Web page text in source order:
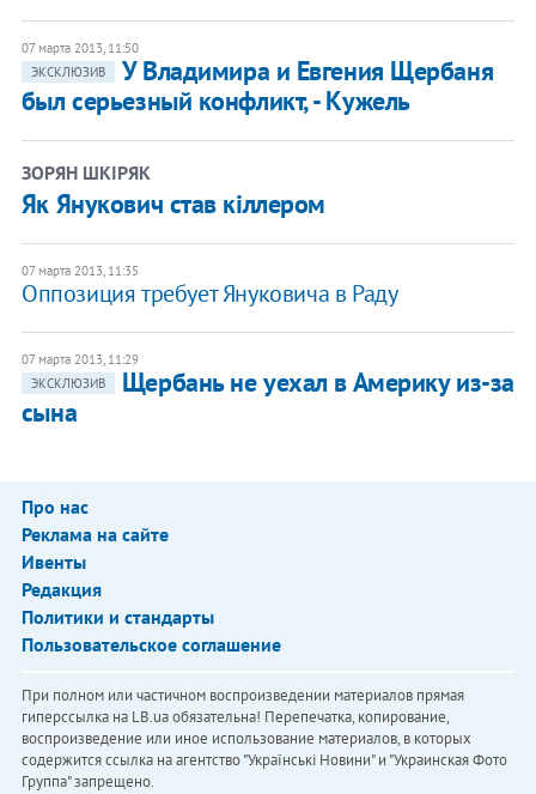
07 марта 2013, 11:50
ЭКСКЛЮЗИВ
У Владимира и Евгения Щербаня
был серьезный конфликт, - Кужель
ЗОРЯН ШКІРЯК
Як Янукович став кіллером
07 марта 2013, 11:35
Оппозиция требует Януковича в Раду
07 марта 2013, 11:29
ЭКСКЛЮЗИВ
Щербань не уехал в Америку из-за
сына
Про нас
Реклама на сайте
Ивенты
Редакция
Политики и стандарты
Пользовательское соглашение
При полном или частичном воспроизведении материалов прямая
гиперссылка на LB.ua обязательна! Перепечатка, копирование,
воспроизведение или иное использование материалов, в которых
содержится ссылка на агентство "Українськi Новини" и "Украинская Фото
Группа" запрещено.